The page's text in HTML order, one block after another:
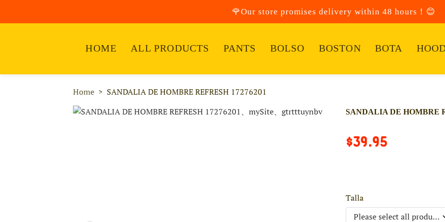
HOME ALL PRODUCTS PANTS BOLSO BOSTON BOTA
🌹Our store promises delivery within 48 hours！😊
Home SANDALIA DE HOMBRE REFRESH 17276201
SANDALIA DE HOMBRE
$39.95
Talla